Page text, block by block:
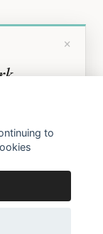
×
to